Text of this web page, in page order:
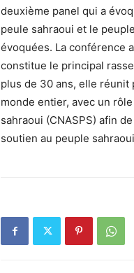
deuxième panel qui a
peule sahraoui et le
évoquées. La conférence
constitue le principal
plus de 30 ans, elle réunit
monde entier, avec un
sahraoui (CNASPS) afin
soutien au peuple